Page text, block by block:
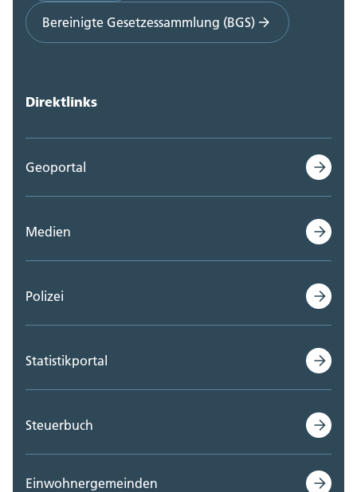
Bereinigte Gesetzessammlung (BGS)
Direktlinks
Geoportal
Medien
Polizei
Statistikportal
Steuerbuch
Einwohnergemeinden